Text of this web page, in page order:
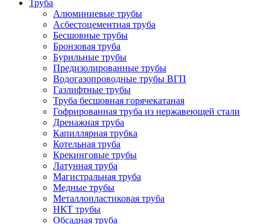
Труба
Алюминиевые трубы
Асбестоцементная труба
Бесшовные трубы
Бронзовая труба
Бурильные трубы
Предизолированные трубы
Водогазопроводные трубы ВГП
Газлифтные трубы
Труба бесшовная горячекатаная
Гофрированная труба из нержавеющей стали
Дренажная труба
Капиллярная трубка
Котельная труба
Крекинговые трубы
Латунная труба
Магистральная труба
Медные трубы
Металлопластиковая труба
НКТ трубы
Обсадная труба